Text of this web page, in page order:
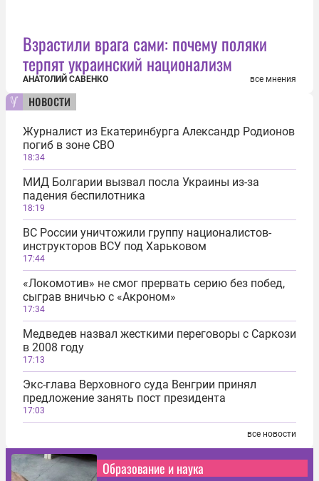
Взрастили врага сами: почему поляки
терпят украинский национализм
АНАТОЛИЙ САВЕНКО все мнения
новости
Журналист из Екатеринбурга Александр Родионов
погиб в зоне СВО
18:34
МИД Болгарии вызвал посла Украины из-за
падения беспилотника
18:19
ВС России уничтожили группу националистов-
инструкторов ВСУ под Харьковом
17:44
«Локомотив» не смог прервать серию без побед,
сыграв вничью с «Акроном»
17:34
Медведев назвал жесткими переговоры с Саркози
в 2008 году
17:13
Экс-глава Верховного суда Венгрии принял
предложение занять пост президента
17:03
все новости
Образование и наука